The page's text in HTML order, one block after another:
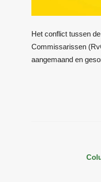
Het conflict tussen
Commissarissen
aangemaand en